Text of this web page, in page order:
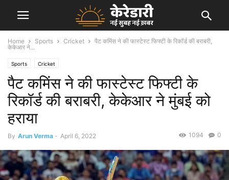
Home Sports Cricket
पैट कमिंस ने की फास्टेस्ट फिफ्टी के रिकॉर्ड की बराबरी,
केकेआर ने...
Sports Cricket
पैट कमिंस ने की फास्टेस्ट फिफ्टी के
रिकॉर्ड की बराबरी, केकेआर ने मुंबई को
हराया
By Arun Verma - April 6, 2022 0
1094